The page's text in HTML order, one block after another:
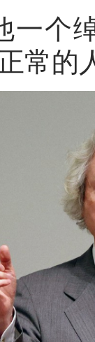
一个
常的